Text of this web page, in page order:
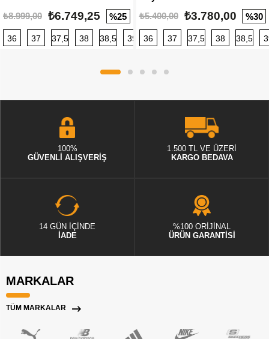
₺8.999,00 ₺6.749,25 %25
36 37 37,5 38 38,5 39 40 40,5 41 42 42,5
₺5.400,00 ₺3.780,00 %30
36 37 37,5 38 38,5
100%
GÜVENLİ ALIŞVERİŞ
1.500 TL VE ÜZERİ
KARGO BEDAVA
14 GÜN İÇİNDE
İADE
%100 ORİJİNAL
ÜRÜN GARANTİSİ
MARKALAR
TÜM MARKALAR